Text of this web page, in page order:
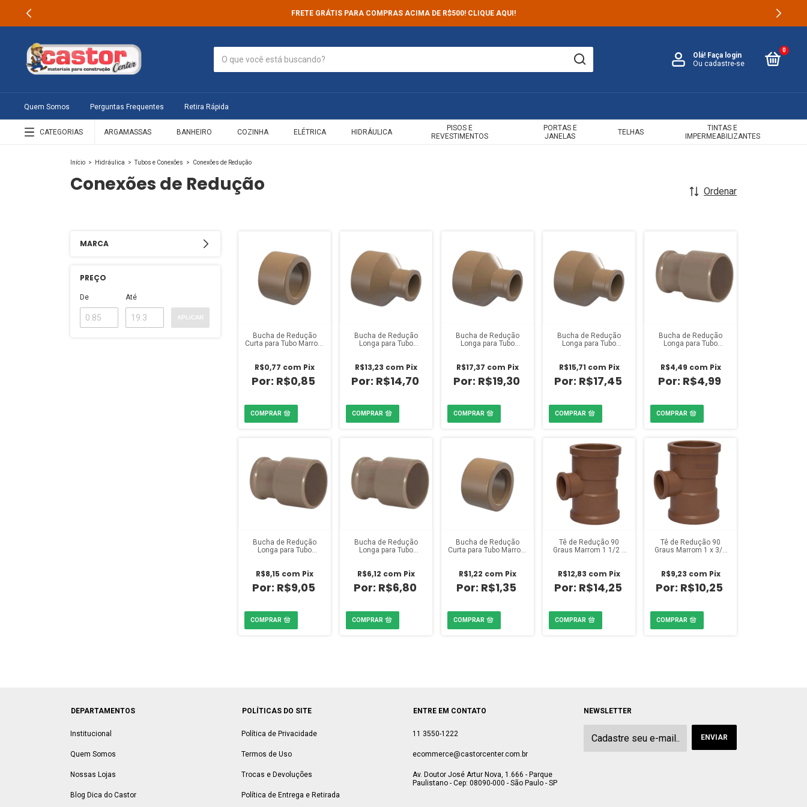
FRETE GRÁTIS PARA COMPRAS ACIMA DE R$500! CLIQUE AQUI!
Olá! Faça login
Ou cadastre-se
0
Quem Somos Perguntas Frequentes Retira Rápida
CATEGORIAS ARGAMASSAS BANHEIRO COZINHA ELÉTRICA HIDRÁULICA
PISOS E
REVESTIMENTOS
PORTAS E
JANELAS
TELHAS
TINTAS E
IMPERMEABILIZANTES
Início > Hidráulica > Tubos e Conexões > Conexões de Redução
Conexões de Redução Ordenar
MARCA
PREÇO
De Até
APLICAR
Bucha de Redução
Curta para Tubo Marrom
R$0,85
R$0,77 com Pix
Bucha de Redução
Longa para Tubo
R$14,70
R$13,23 com Pix
Bucha de Redução
Longa para Tubo
R$19,30
R$17,37 com Pix
Bucha de Redução
Longa para Tubo
R$17,45
R$15,71 com Pix
Bucha de Redução
Longa para Tubo
R$4,99
R$4,49 com Pix
Bucha de Redução
Longa para Tubo
R$9,05
R$8,15 com Pix
Bucha de Redução
Longa para Tubo
R$6,80
R$6,12 com Pix
Bucha de Redução
Curta para Tubo Marrom
R$1,35
R$1,22 com Pix
Tê de Redução 90
Graus Marrom 1 1/2 x
R$14,25
R$12,83 com Pix
Tê de Redução 90
Graus Marrom 1 x 3/4
R$10,25
R$9,23 com Pix
DEPARTAMENTOS
Institucional
Quem Somos
Nossas Lojas
Blog Dica do Castor
POLÍTICAS DO SITE
Política de Privacidade
Termos de Uso
Trocas e Devoluções
Política de Entrega e Retirada
ENTRE EM CONTATO
11 3550-1222
ecommerce@castorcenter.com.br
Av. Doutor José Artur Nova, 1.666 - Parque
Paulistano - Cep: 08090-000 - São Paulo - SP
NEWSLETTER